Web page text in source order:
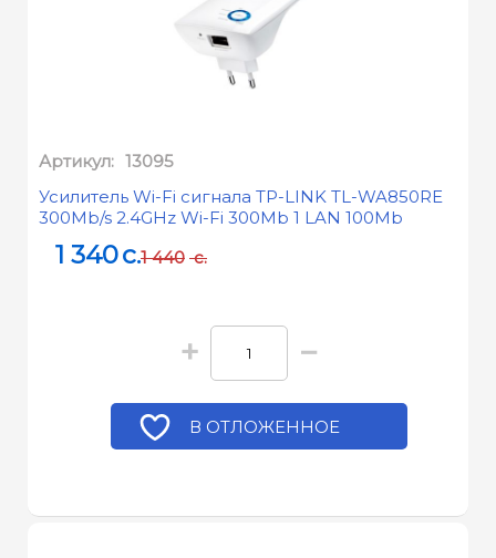
Артикул: 13095
Усилитель Wi-Fi сигнала TP-LINK TL-WA850RE
300Mb/s 2.4GHz Wi-Fi 300Мb 1 LAN 100Мb
1 340c.1 440 c.
+ −
В ОТЛОЖЕННОЕ